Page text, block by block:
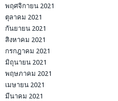
พฤศจิกายน 2021
ตุลาคม 2021
กันยายน 2021
สิงหาคม 2021
กรกฎาคม 2021
มิถุนายน 2021
พฤษภาคม 2021
เมษายน 2021
มีนาคม 2021